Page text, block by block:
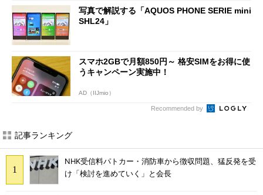
写真で解説する「AQUOS PHONE SERIE mini
SHL24」
スマホ2GBで月額850円～ 格安SIMをお得に使
うキャンペーン実施中！
AD（IIJmio）
Recommended by
記事ランキング
NHK受信料パトカー・消防車から徴収問題、猛反発を受
け「検討を進めていく」と会長